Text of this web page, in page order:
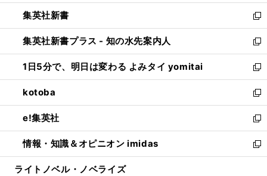
開
く
ウ
で
開
く
ウ
ィ
ン
ド
ウ
で
開
く
し
い
ウ
ィ
ン
ド
ウ
で
開
く
集英社新書
新
し
い
ウ
ィ
ン
ド
ウ
で
開
く
集英社新書プラス - 知の水先案内人
新
し
い
ウ
ィ
ン
ド
ウ
で
開
1日5分で、明日は変わる よみタイ yomitai
新
し
い
ウ
ィ
ン
ド
ウ
kotoba
新
し
い
ウ
ィ
ン
e!集英社
新
し
い
ウ
情報・知識＆オピニオン imidas
新
し
ライトノベル・ノベライズ